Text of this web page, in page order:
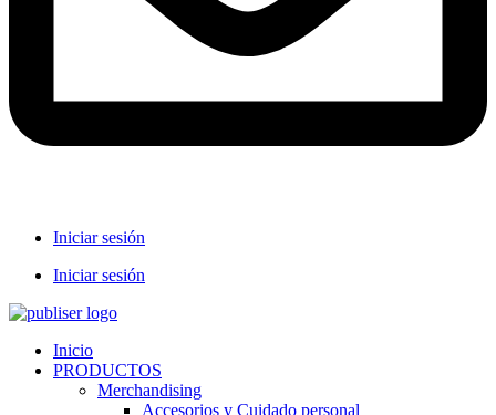
Iniciar sesión
Iniciar sesión
Inicio
PRODUCTOS
Merchandising
Accesorios y Cuidado personal